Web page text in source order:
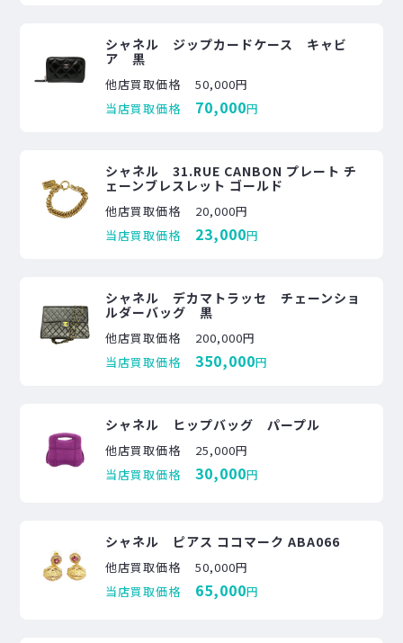
シャネル ジップカードケース キャビ
ア 黒
他店買取価格
50,000円
当店買取価格
70,000円
シャネル 31.RUE CANBON プレート チ
ェーンブレスレット ゴールド
他店買取価格
20,000円
当店買取価格
23,000円
シャネル デカマトラッセ チェーンショ
ルダーバッグ 黒
他店買取価格
200,000円
当店買取価格
350,000円
シャネル ヒップバッグ パープル
他店買取価格
25,000円
当店買取価格
30,000円
シャネル ピアス ココマーク ABA066
他店買取価格
50,000円
当店買取価格
65,000円